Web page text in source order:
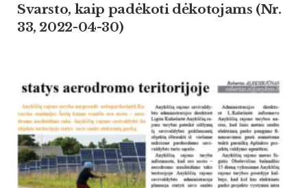
Svarsto, kaip padėkoti dėkotojams (Nr.
33, 2022-04-30)